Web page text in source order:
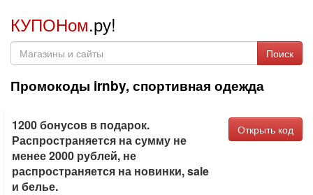
КУПОНом.ру!
Поиск
Промокоды irnby, спортивная одежда
1200 бонусов в подарок.
Распространяется на сумму не
менее 2000 рублей, не
распространяется на новинки, sale
и белье.
Открыть код